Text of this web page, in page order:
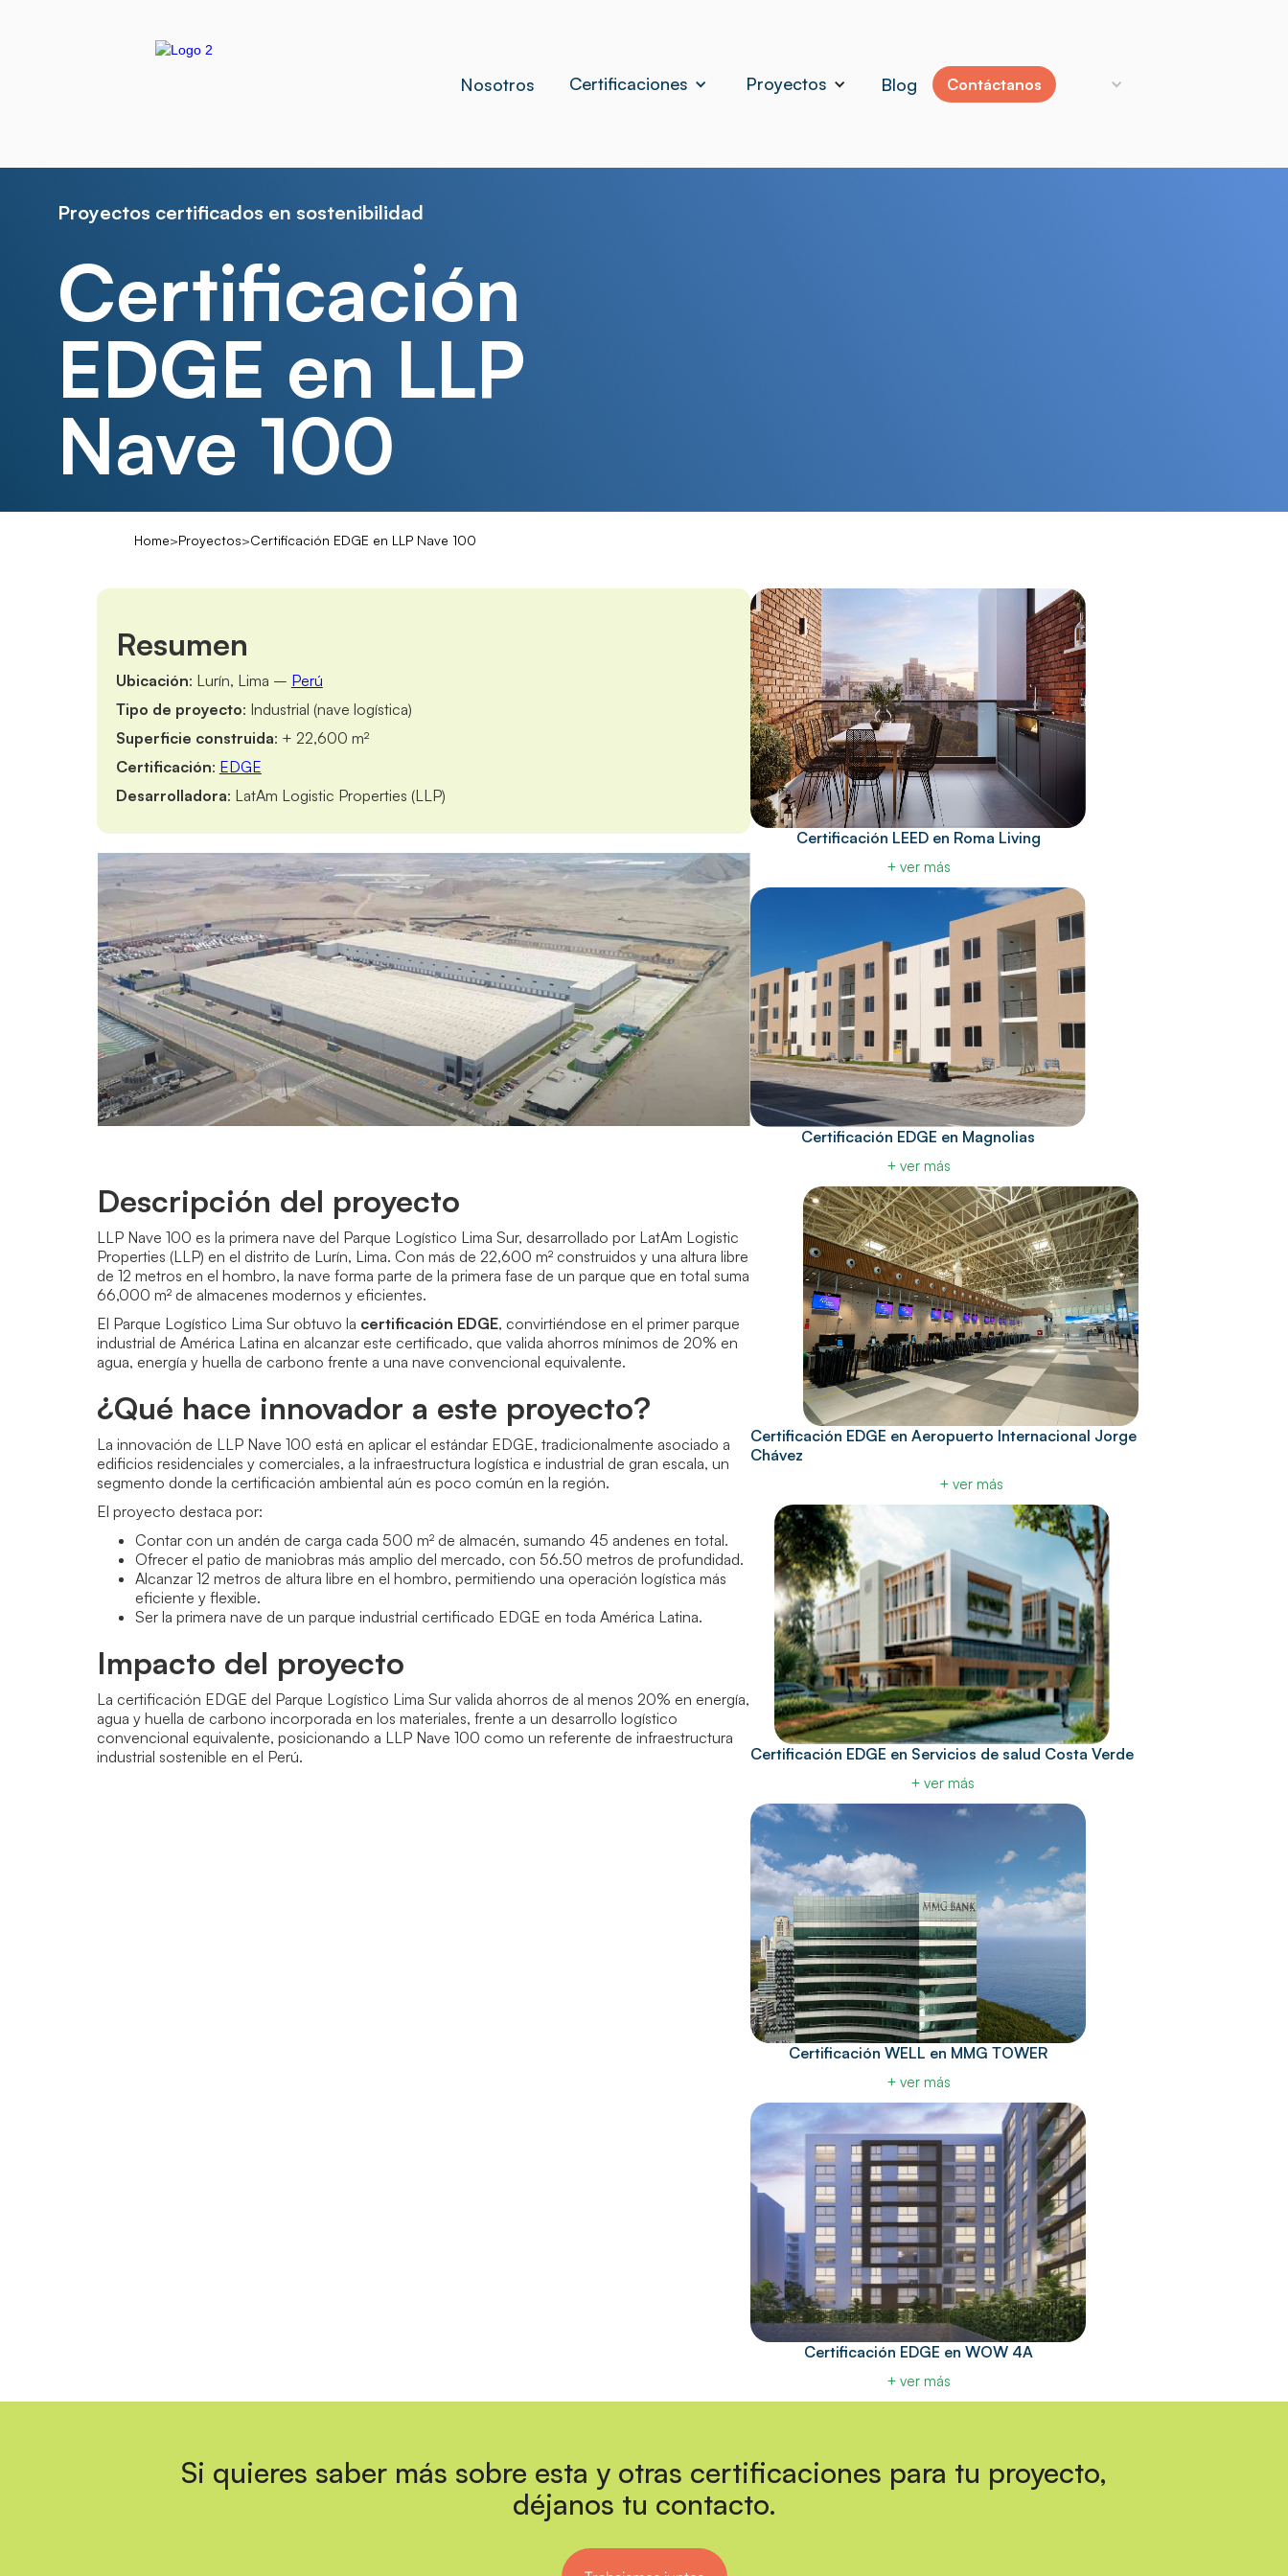
Nosotros Certificaciones Proyectos Blog Contáctanos
Proyectos certificados en sostenibilidad
Certificación
EDGE en LLP
Nave 100
Home>Proyectos>Certificación EDGE en LLP Nave 100
Resumen
Ubicación: Lurín, Lima – Perú
Tipo de proyecto: Industrial (nave logística)
Superficie construida: + 22,600 m²
Certificación: EDGE
Desarrolladora: LatAm Logistic Properties (LLP)
Descripción del proyecto
LLP Nave 100 es la primera nave del Parque Logístico Lima Sur, desarrollado por LatAm Logistic
Properties (LLP) en el distrito de Lurín, Lima. Con más de 22,600 m² construidos y una altura libre
de 12 metros en el hombro, la nave forma parte de la primera fase de un parque que en total suma
66,000 m² de almacenes modernos y eficientes.
El Parque Logístico Lima Sur obtuvo la certificación EDGE, convirtiéndose en el primer parque
industrial de América Latina en alcanzar este certificado, que valida ahorros mínimos de 20% en
agua, energía y huella de carbono frente a una nave convencional equivalente.
¿Qué hace innovador a este proyecto?
La innovación de LLP Nave 100 está en aplicar el estándar EDGE, tradicionalmente asociado a
edificios residenciales y comerciales, a la infraestructura logística e industrial de gran escala, un
segmento donde la certificación ambiental aún es poco común en la región.
El proyecto destaca por:
Contar con un andén de carga cada 500 m² de almacén, sumando 45 andenes en total.
Ofrecer el patio de maniobras más amplio del mercado, con 56.50 metros de profundidad.
Alcanzar 12 metros de altura libre en el hombro, permitiendo una operación logística más
eficiente y flexible.
Ser la primera nave de un parque industrial certificado EDGE en toda América Latina.
Impacto del proyecto
La certificación EDGE del Parque Logístico Lima Sur valida ahorros de al menos 20% en energía,
agua y huella de carbono incorporada en los materiales, frente a un desarrollo logístico
convencional equivalente, posicionando a LLP Nave 100 como un referente de infraestructura
industrial sostenible en el Perú.
Certificación LEED en Roma Living
+ ver más
Certificación EDGE en Magnolias
+ ver más
Certificación EDGE en Aeropuerto Internacional Jorge
Chávez
+ ver más
Certificación EDGE en Servicios de salud Costa Verde
+ ver más
Certificación WELL en MMG TOWER
+ ver más
Certificación EDGE en WOW 4A
+ ver más
Si quieres saber más sobre esta y otras certificaciones para tu proyecto,
déjanos tu contacto.